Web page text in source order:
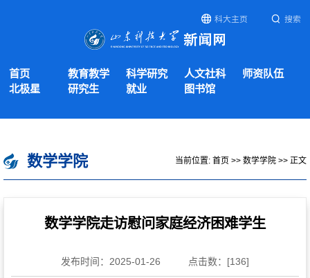
科大主页 搜索
首页 教育教学 科学研究 人文社科
师资队伍
北极星
研究生 就业 图书馆
数学学院 当前位置: 首页 >> 数学学院 >> 正文
数学学院走访慰问家庭经济困难学生
发布时间：2025-01-26 点击数：[136]